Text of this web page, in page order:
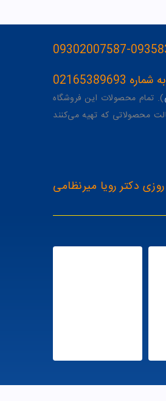
). تمام محصولات این فروشگاه
محصولاتی که تهیه می‌کنند
دکتر رویا میرنظامی